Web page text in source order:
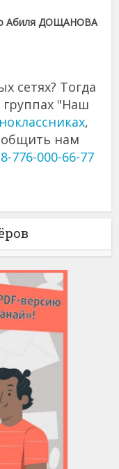
Абиля ДОЩАНОВА
сетях? Тогда
"Наш
,
нам
8-776-000-66-77